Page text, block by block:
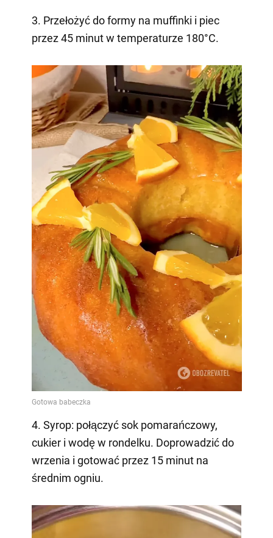
3. Przełożyć do formy na muffinki i piec
przez 45 minut w temperaturze 180°C.
4. Syrop: połączyć sok pomarańczowy,
cukier i wodę w rondelku. Doprowadzić do
wrzenia i gotować przez 15 minut na
średnim ogniu.